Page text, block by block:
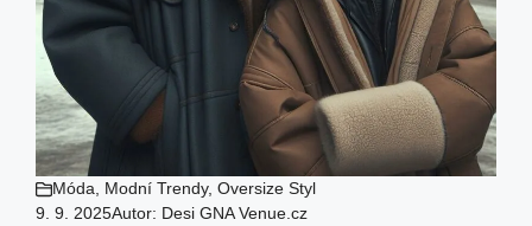
Móda Modní Trendy, Oversize Styl
9. 9. 2025Autor: Desi GNA Venue.cz